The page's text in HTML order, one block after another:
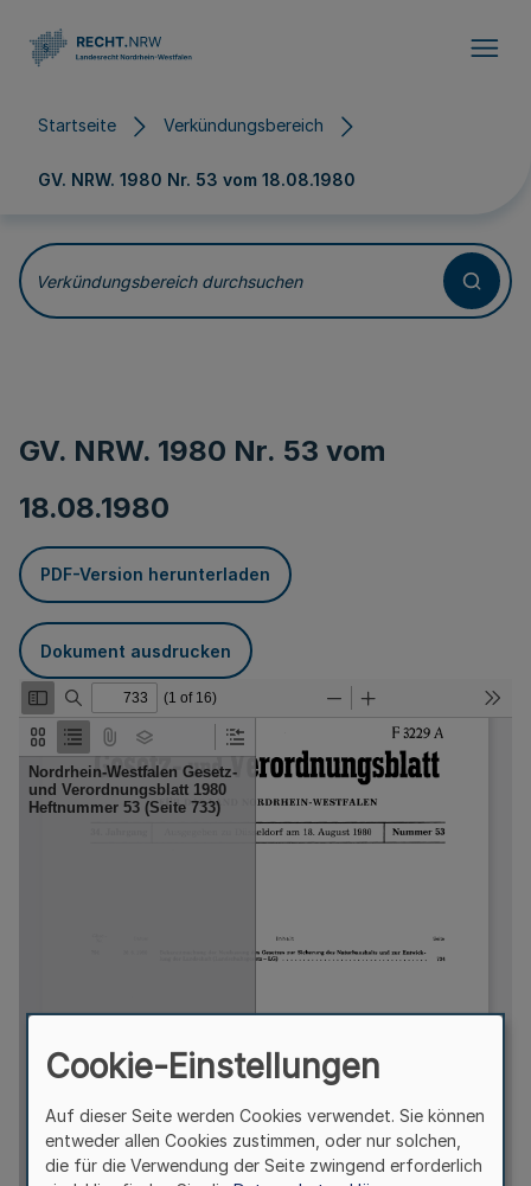
Startseite Verkündungsbereich
GV. NRW. 1980 Nr. 53 vom 18.08.1980
Verkündungsbereich durchsuchen
GV. NRW. 1980 Nr. 53 vom
18.08.1980
PDF-Version herunterladen
Dokument ausdrucken
Cookie-Einstellungen
Auf dieser Seite werden Cookies verwendet. Sie können
entweder allen Cookies zustimmen, oder nur solchen,
die für die Verwendung der Seite zwingend erforderlich